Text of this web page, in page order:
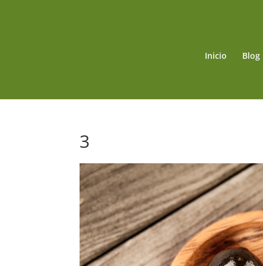
Inicio Blog
3